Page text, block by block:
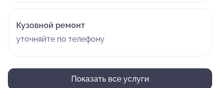
Кузовной ремонт
уточняйте по телефону
Показать все услуги